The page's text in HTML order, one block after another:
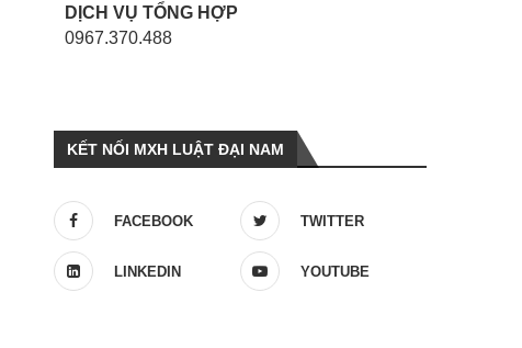
DỊCH VỤ TỔNG HỢP
0967.370.488
KẾT NỐI MXH LUẬT ĐẠI NAM
FACEBOOK TWITTER
LINKEDIN YOUTUBE